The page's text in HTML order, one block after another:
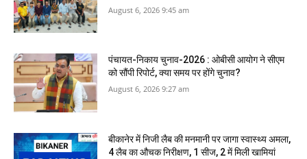
August 6, 2026 9:45 am
पंचायत-निकाय चुनाव-2026 : ओबीसी आयोग ने सीएम
को सौंपी रिपोर्ट, क्‍या समय पर होंगे चुनाव?
August 6, 2026 9:27 am
बीकानेर में निजी लैब की मनमानी पर जागा स्‍वास्‍थ्‍य अमला,
4 लैब का औचक निरीक्षण, 1 सीज, 2 में मिली खामियां